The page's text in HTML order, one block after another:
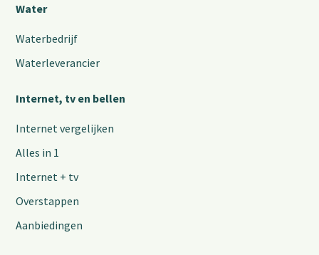
Water
Waterbedrijf
Waterleverancier
Internet, tv en bellen
Internet vergelijken
Alles in 1
Internet + tv
Overstappen
Aanbiedingen